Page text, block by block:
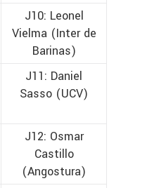
J10: Leonel
Vielma (Inter de
Barinas)
J11: Daniel
Sasso (UCV)
J12: Osmar
Castillo
(Angostura)